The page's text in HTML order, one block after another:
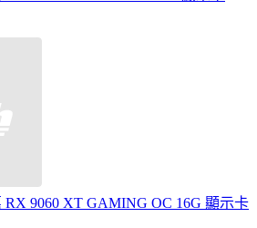
9060 XT GAMING OC 16G 顯示卡